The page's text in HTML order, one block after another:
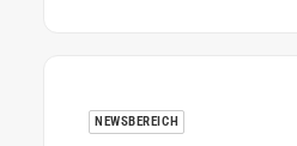
NEWSBEREICH